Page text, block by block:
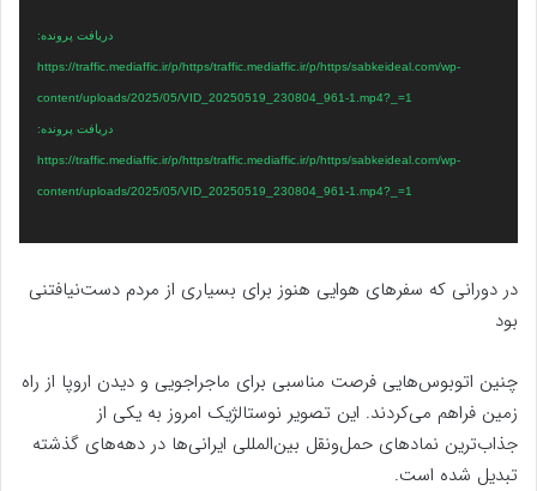
دریافت پرونده:
https://traffic.mediaffic.ir/p/https/traffic.mediaffic.ir/p/https/sabkeideal.com/wp-
content/uploads/2025/05/VID_20250519_230804_961-1.mp4?_=1
دریافت پرونده:
https://traffic.mediaffic.ir/p/https/traffic.mediaffic.ir/p/https/sabkeideal.com/wp-
content/uploads/2025/05/VID_20250519_230804_961-1.mp4?_=1
در دورانی که سفرهای هوایی هنوز برای بسیاری از مردم دست‌نیافتنی
بود
چنین اتوبوس‌هایی فرصت مناسبی برای ماجراجویی و دیدن اروپا از راه
زمین فراهم می‌کردند. این تصویر نوستالژیک امروز به یکی از
جذاب‌ترین نمادهای حمل‌ونقل بین‌المللی ایرانی‌ها در دهه‌های گذشته
تبدیل شده است.